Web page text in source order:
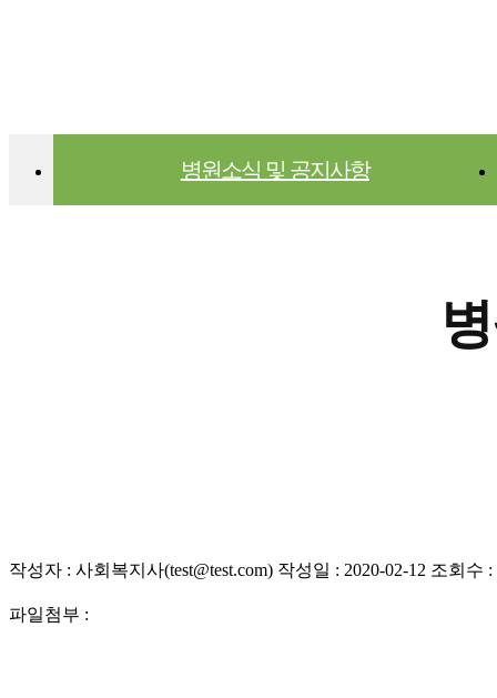
병원소식 및 공지사항
작성자 : 사회복지사(test@test.com) 작성일 : 2020-02-12 조회수 :
파일첨부 :